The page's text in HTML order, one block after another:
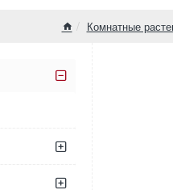
Комнатные